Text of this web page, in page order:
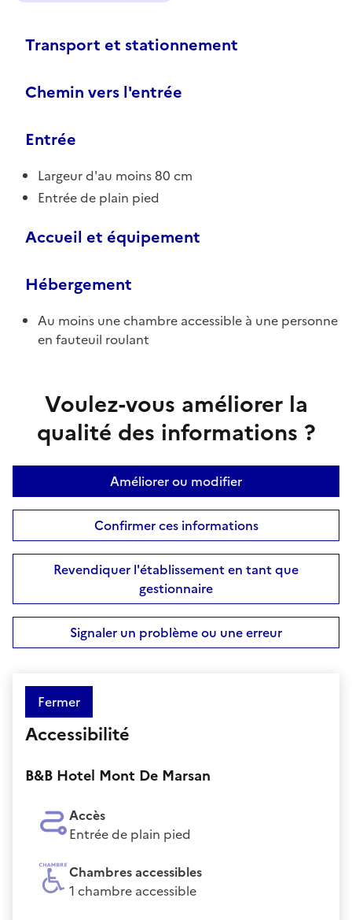
Transport et stationnement
Chemin vers l'entrée
Entrée
Largeur d'au moins 80 cm
Entrée de plain pied
Accueil et équipement
Hébergement
Au moins une chambre accessible à une personne
en fauteuil roulant
Voulez-vous améliorer la
qualité des informations ?
Améliorer ou modifier
Confirmer ces informations
Revendiquer l'établissement en tant que
gestionnaire
Signaler un problème ou une erreur
Fermer
Accessibilité
B&B Hotel Mont De Marsan
Accès
Entrée de plain pied
Chambres accessibles
1 chambre accessible